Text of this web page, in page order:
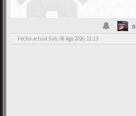
Fecha actual Sab, 08 Ago 2026, 11:13